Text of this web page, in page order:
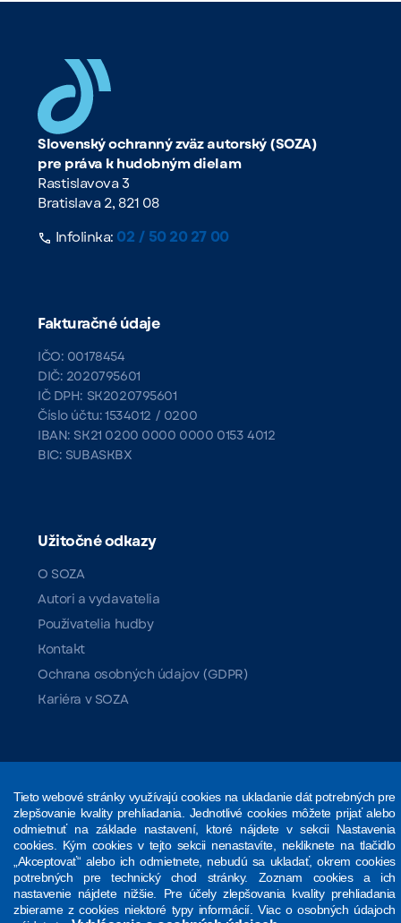
Tieto webové stránky využívajú cookies na ukladanie dát potrebných pre
zlepšovanie kvality prehliadania. Jednotlivé cookies môžete prijať alebo
odmietnuť na základe nastavení, ktoré nájdete v sekcii Nastavenia
cookies. Kým cookies v tejto sekcii nenastavíte, nekliknete na tlačidlo
„Akceptovať“ alebo ich odmietnete, nebudú sa ukladať, okrem cookies
potrebných pre technický chod stránky. Zoznam cookies a ich
nastavenie nájdete nižšie. Pre účely zlepšovania kvality prehliadania
zbierame z cookies niektoré typy informácií. Viac o osobných údajoch
Slovenský ochranný zväz autorský (SOZA)
pre práva k hudobným dielam
Rastislavova 3
Bratislava 2, 821 08
Infolinka: 02 / 50 20 27 00
Fakturačné údaje
IČO: 00178454
DIČ: 2020795601
IČ DPH: SK2020795601
Číslo účtu: 1534012 / 0200
IBAN: SK21 0200 0000 0000 0153 4012
BIC: SUBASKBX
Užitočné odkazy
O SOZA
Autori a vydavatelia
Používatelia hudby
Kontakt
Ochrana osobných údajov (GDPR)
Kariéra v SOZA
Copyright © 2025 SOZA. Všetky práva vyhradené.